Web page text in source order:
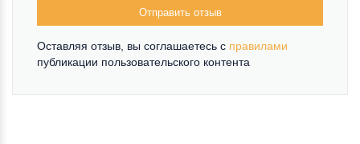
Отправить отзыв
Оставляя отзыв, вы соглашаетесь c правилами
публикации пользовательского контента